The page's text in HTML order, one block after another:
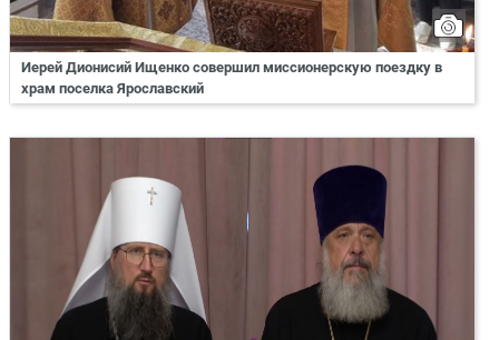
Иерей Дионисий Ищенко совершил миссионерскую поездку в
храм поселка Ярославский